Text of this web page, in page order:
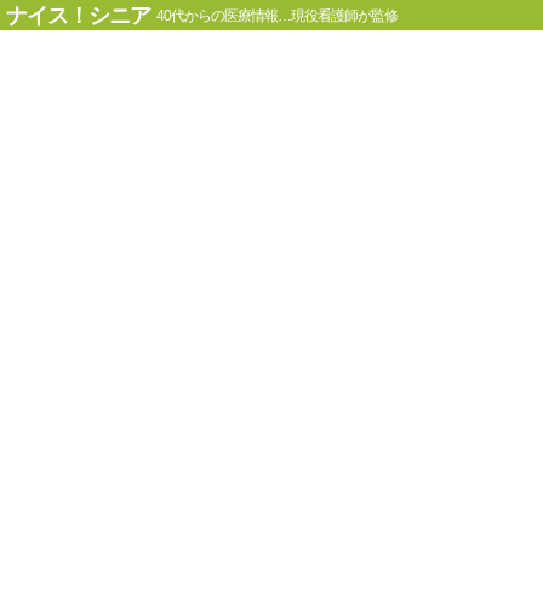
ナイス！シニア 40代からの医療情報…現役看護師が監修